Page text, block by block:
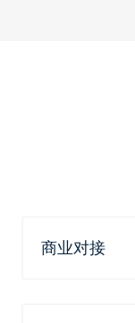
商业对接